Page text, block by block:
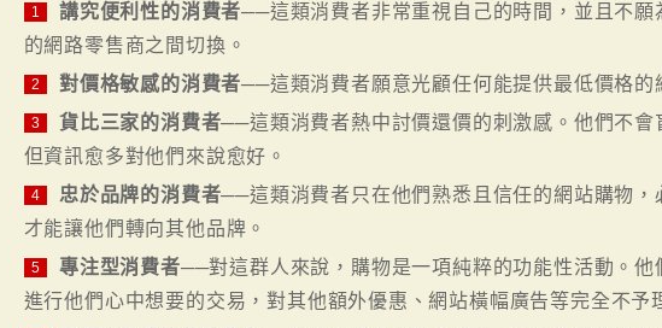
1 講究便利性的消費者──這類消費者非常重視自己的時間，並且不願
的網路零售商之間切換。
2 對價格敏感的消費者──這類消費者願意光顧任何能提供最低價格的
3 貨比三家的消費者──這類消費者熱中討價還價的刺激感。他們不會
但資訊愈多對他們來說愈好。
4 忠於品牌的消費者──這類消費者只在他們熟悉且信任的網站購物，
才能讓他們轉向其他品牌。
5 專注型消費者──對這群人來說，購物是一項純粹的功能性活動。他
進行他們心中想要的交易，對其他額外優惠、網站橫幅廣告等完全不予